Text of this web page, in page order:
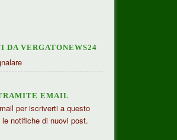
VERGATONEWS24
EMAIL
per iscriverti a questo
notifiche di nuovi post.